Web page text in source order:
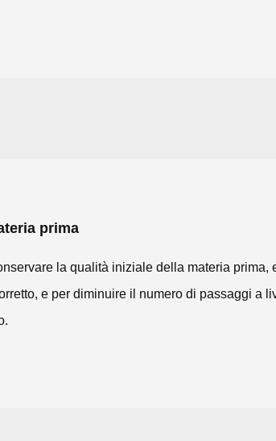
prima
la qualità iniziale della materia
e per diminuire il numero di passaggi a